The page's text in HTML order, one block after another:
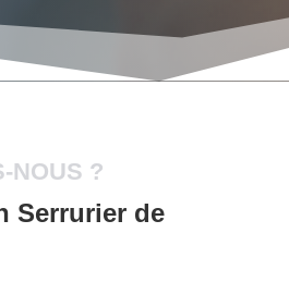
NOUS ?
Serrurier de